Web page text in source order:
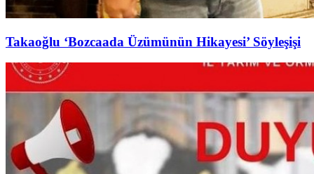
Takaoğlu ‘Bozcaada Üzümünün Hikayesi’ Söyleşişi